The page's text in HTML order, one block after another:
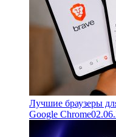
Лучшие браузеры
Google Chrome